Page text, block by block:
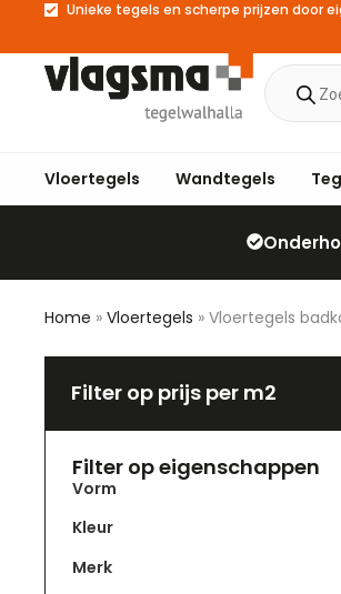
Unieke tegels en scherpe prijzen door
Vloertegels Wandtegels
Home » Vloertegels » Vloertegels
Filter op prijs per m2
Filter op eigenschappen
Vorm
Kleur
Merk